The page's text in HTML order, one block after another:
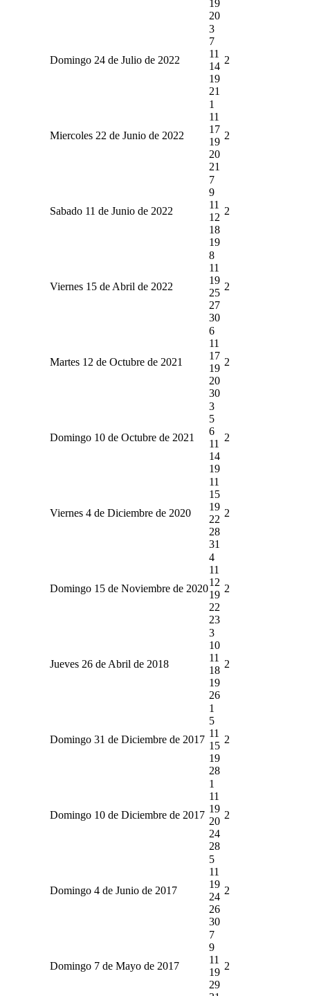
19
20
Domingo 24 de Julio de 2022
3
7
11
14
19
21
2
Miercoles 22 de Junio de 2022
1
11
17
19
20
21
2
Sabado 11 de Junio de 2022
7
9
11
12
18
19
2
Viernes 15 de Abril de 2022
8
11
19
25
27
30
2
Martes 12 de Octubre de 2021
6
11
17
19
20
30
2
Domingo 10 de Octubre de 2021
3
5
6
11
14
19
2
Viernes 4 de Diciembre de 2020
11
15
19
22
28
31
2
Domingo 15 de Noviembre de 2020
4
11
12
19
22
23
2
Jueves 26 de Abril de 2018
3
10
11
18
19
26
2
Domingo 31 de Diciembre de 2017
1
5
11
15
19
28
2
Domingo 10 de Diciembre de 2017
1
11
19
20
24
28
2
Domingo 4 de Junio de 2017
5
11
19
24
26
30
2
Domingo 7 de Mayo de 2017
7
9
11
19
29
2